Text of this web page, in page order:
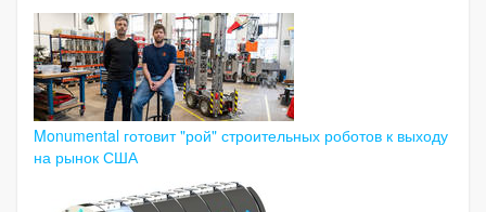
Monumental готовит "рой" строительных роботов к выходу
на рынок США